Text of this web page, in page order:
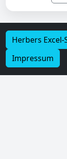
Herbers Excel-
Impressum